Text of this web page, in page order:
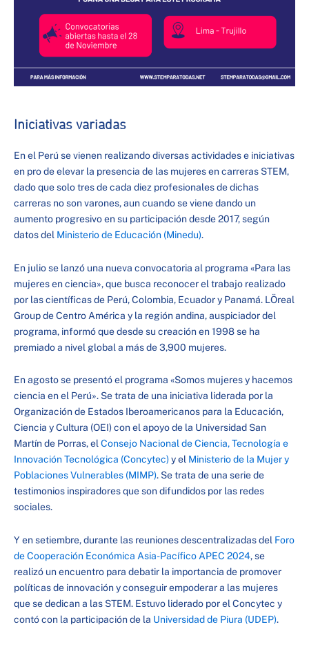
Iniciativas variadas
En el Perú se vienen realizando diversas actividades e iniciativas
en pro de elevar la presencia de las mujeres en carreras STEM,
dado que solo tres de cada diez profesionales de dichas
carreras no son varones, aun cuando se viene dando un
aumento progresivo en su participación desde 2017, según
datos del Ministerio de Educación (Minedu).
En julio se lanzó una nueva convocatoria al programa «Para las
mujeres en ciencia», que busca reconocer el trabajo realizado
por las científicas de Perú, Colombia, Ecuador y Panamá. LÖreal
Group de Centro América y la región andina, auspiciador del
programa, informó que desde su creación en 1998 se ha
premiado a nivel global a más de 3,900 mujeres.
En agosto se presentó el programa «Somos mujeres y hacemos
ciencia en el Perú». Se trata de una iniciativa liderada por la
Organización de Estados Iberoamericanos para la Educación,
Ciencia y Cultura (OEI) con el apoyo de la Universidad San
Martín de Porras, elConsejo Nacional de Ciencia, Tecnología e
Innovación Tecnológica (Concytec)y el Ministerio de la Mujer y
Poblaciones Vulnerables (MIMP). Se trata de una serie de
testimonios inspiradores que son difundidos por las redes
sociales.
Y en setiembre, durante las reuniones descentralizadas del Foro
de Cooperación Económica Asia-Pacífico APEC 2024, se
realizó un encuentro para debatir la importancia de promover
políticas de innovación y conseguir empoderar a las mujeres
que se dedican a las STEM. Estuvo liderado por el Concytec y
contó con la participación de la Universidad de Piura (UDEP).